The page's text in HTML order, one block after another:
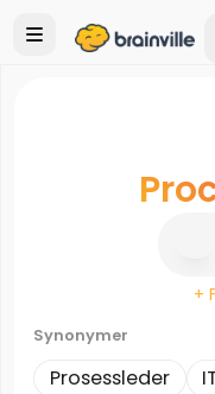
+
Synonymer
Prosessleder